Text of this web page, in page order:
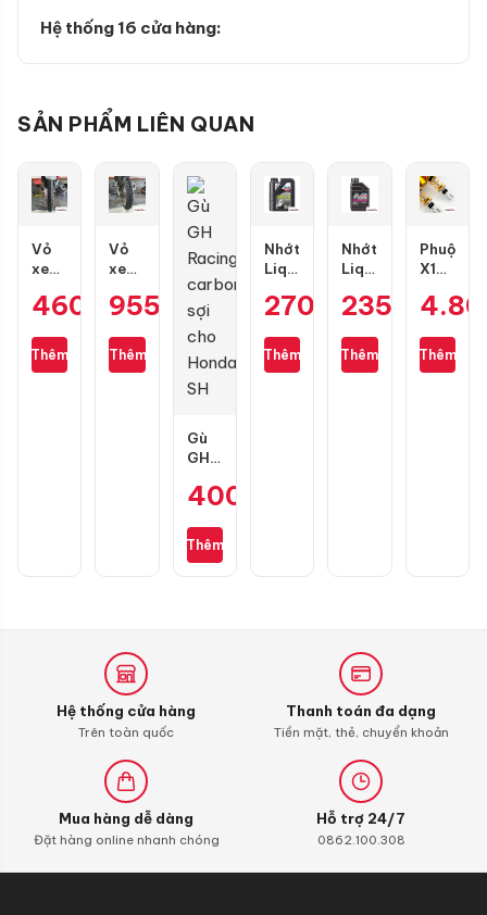
Hệ thống 16 cửa hàng:
SẢN PHẨM LIÊN QUAN
Vỏ
xe
80/90-
gai
kim
460.000₫
Thêm
Vỏ
xe
GT601
110/70-
17
955.000
Thêm
Gù
GH
carbon
cho
Honda
400.000
Thêm
Nhớt
Liqui
Motorbike
10W40
1L
270.000₫
Thêm
Nhớt
Liqui
10W40
0.8L
235.000₫
Thêm
Phuộc
X1R
Pro
dầu
cho
Thêm
Hệ thống cửa hàng
Trên toàn quốc
Thanh toán đa dạng
Tiền mặt, thẻ, chuyển khoản
Mua hàng dễ dàng
Đặt hàng online nhanh chóng
Hỗ trợ 24/7
0862.100.308